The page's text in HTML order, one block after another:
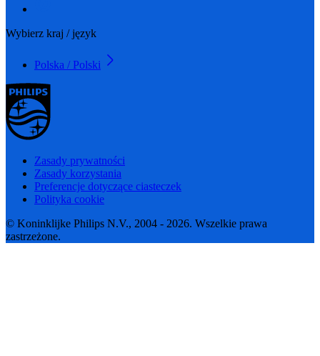
Wybierz kraj / język
Polska / Polski
Zasady prywatności
Zasady korzystania
Preferencje dotyczące ciasteczek
Polityka cookie
© Koninklijke Philips N.V., 2004 - 2026. Wszelkie prawa
zastrzeżone.